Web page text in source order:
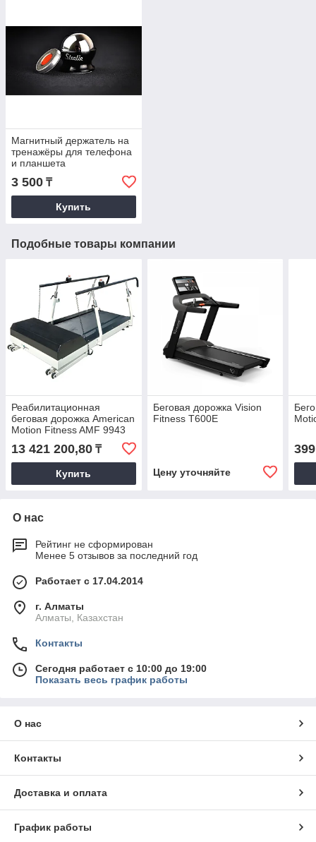
Магнитный держатель на
тренажёры для телефона
и планшета
3 500 ₸
Купить
Подобные товары компании
Реабилитационная
беговая дорожка American
Motion Fitness AMF 9943
13 421 200,80 ₸
Купить
Беговая дорожка Vision
Fitness T600E
Цену уточняйте
О нас
Рейтинг не сформирован
Менее 5 отзывов за последний год
Работает с 17.04.2014
г. Алматы
Алматы, Казахстан
Контакты
Сегодня работает с 10:00 до 19:00
Показать весь график работы
О нас
Контакты
Доставка и оплата
График работы